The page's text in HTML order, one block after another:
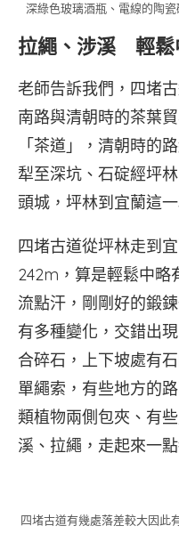
深綠色玻璃酒瓶、電線的陶
拉繩、涉溪 輕鬆
老師告訴我們，四堵
南路與清朝時的茶葉
「茶道」，清朝時的
犁至深坑、石碇經坪
頭城，坪林到宜蘭這
四堵古道從坪林走到
242m，算是輕鬆中略
流點汗，剛剛好的鍛
有多種變化，交錯出
合碎石，上下坡處有
單繩索，有些地方的
類植物兩側包夾、有
溪、拉繩，走起來一
四堵古道有幾處落差較大因此